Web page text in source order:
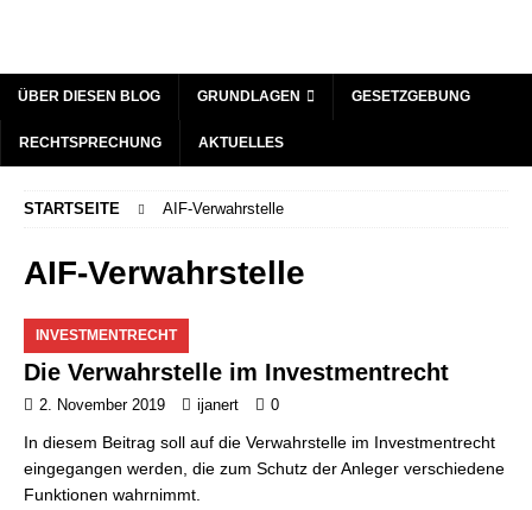
ÜBER DIESEN BLOG GRUNDLAGEN GESETZGEBUNG
RECHTSPRECHUNG AKTUELLES
STARTSEITE AIF-Verwahrstelle
AIF-Verwahrstelle
INVESTMENTRECHT
Die Verwahrstelle im Investmentrecht
2. November 2019 ijanert 0
In diesem Beitrag soll auf die Verwahrstelle im Investmentrecht
eingegangen werden, die zum Schutz der Anleger verschiedene
Funktionen wahrnimmt.